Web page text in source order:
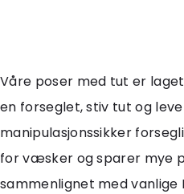
Våre poser med tut er
en forseglet, stiv tut og
manipulasjonssikker
for væsker og sparer mye
sammenlignet med vanlige